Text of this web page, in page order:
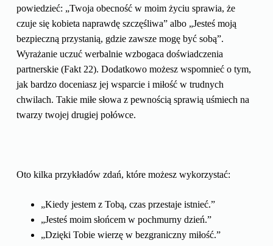
powiedzieć: „Twoja obecność w moim życiu sprawia, że
czuje się kobieta naprawdę szczęśliwa” albo „Jesteś moją
bezpieczną przystanią, gdzie zawsze mogę być sobą”.
Wyrażanie uczuć werbalnie wzbogaca doświadczenia
partnerskie (Fakt 22). Dodatkowo możesz wspomnieć o tym,
jak bardzo doceniasz jej wsparcie i miłość w trudnych
chwilach. Takie miłe słowa z pewnością sprawią uśmiech na
twarzy twojej drugiej połówce.
Oto kilka przykładów zdań, które możesz wykorzystać:
„Kiedy jestem z Tobą, czas przestaje istnieć.”
„Jesteś moim słońcem w pochmurny dzień.”
„Dzięki Tobie wierzę w bezgraniczny miłość.”